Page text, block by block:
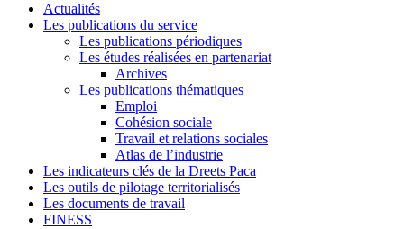
Actualités
Les publications du service
Les publications périodiques
Les études réalisées en partenariat
Archives
Les publications thématiques
Emploi
Cohésion sociale
Travail et relations sociales
Atlas de l’industrie
Les indicateurs clés de la Dreets Paca
Les outils de pilotage territorialisés
Les documents de travail
FINESS